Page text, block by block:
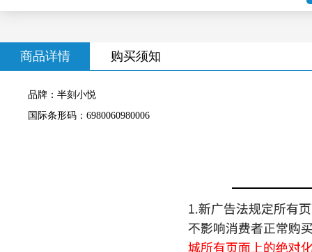
商品详情 购买须知
品牌：半刻小悦
国际条形码：6980060980006